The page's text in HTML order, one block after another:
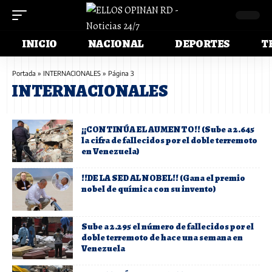
INICIO NACIONAL DEPORTES
Portada » INTERNACIONALES » Página 3
INTERNACIONALES
¡¡CONTINÚA EL AUMENTO!! (Sube a 2.645
la cifra de fallecidos por el doble terremoto
en Venezuela)
!!DE LA SED AL NOBEL!! (Gana el premio
nobel de química con su invento)
Sube a 2.295 el número de fallecidos por el
doble terremoto de hace una semana en
Venezuela